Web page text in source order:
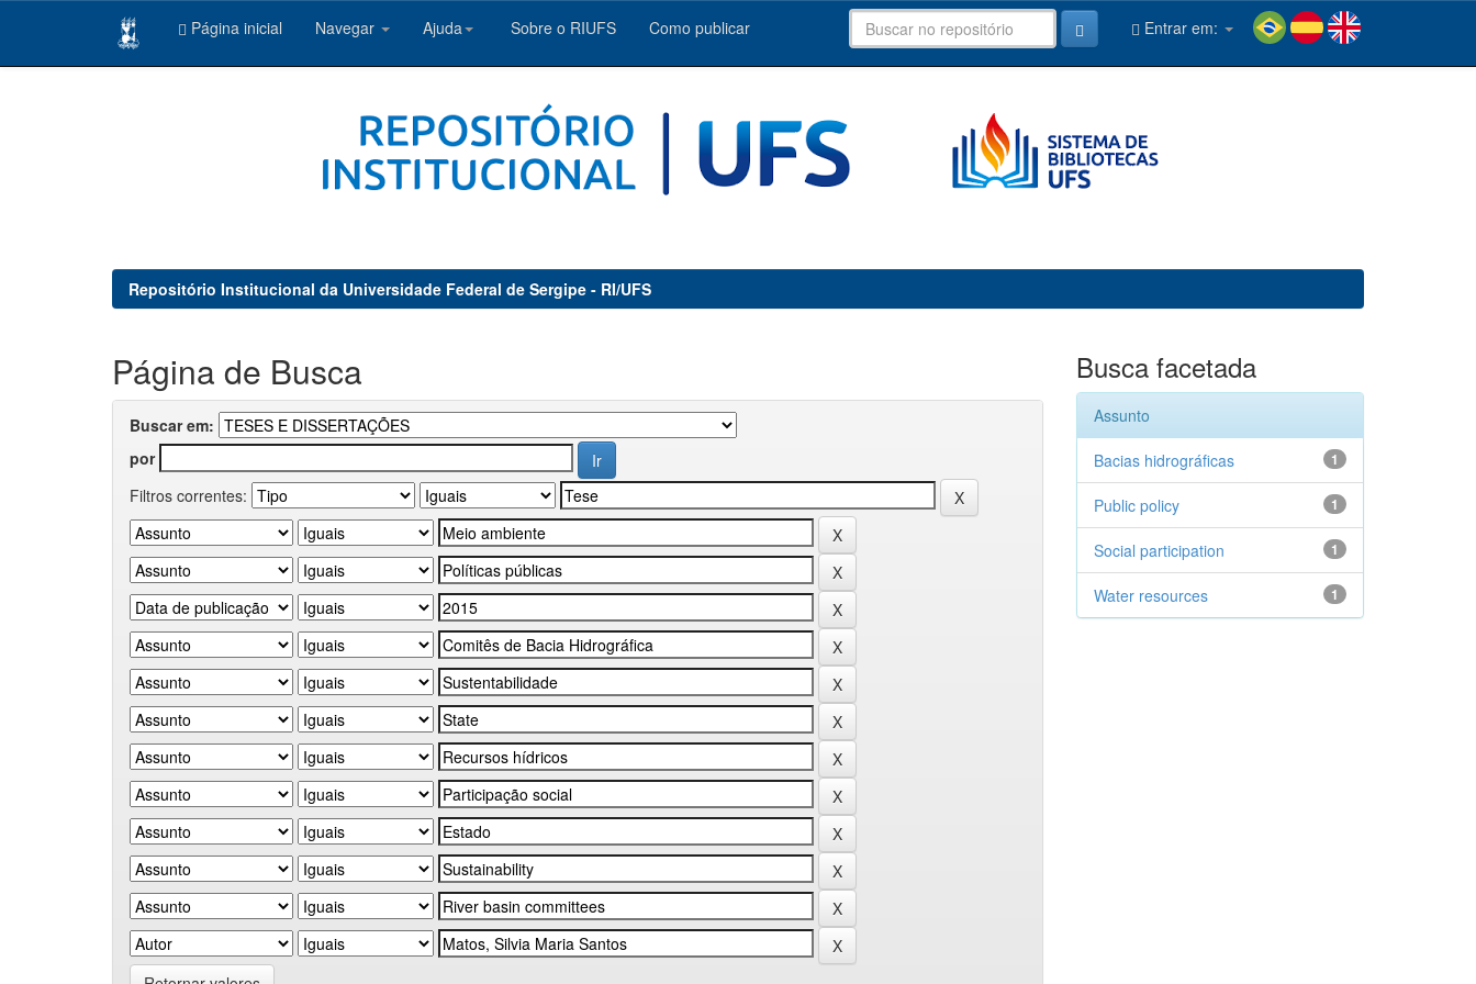
Página inicial Navegar Ajuda Sobre o RIUFS Como publicar Entrar em:
Repositório Institucional da Universidade Federal de Sergipe - RI/UFS
Página de Busca
Buscar em:
por
Filtros correntes:
Busca facetada
Assunto
1
Bacias hidrográficas
1
Public policy
1
Social participation
1
Water resources